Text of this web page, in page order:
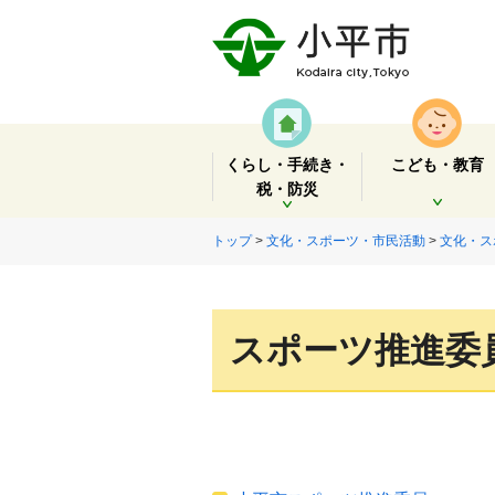
くらし・手続き・
税・防災
開く
こども・教育
開く
トップ> 文化・スポーツ・市民活動 > 文化・
スポーツ推進委